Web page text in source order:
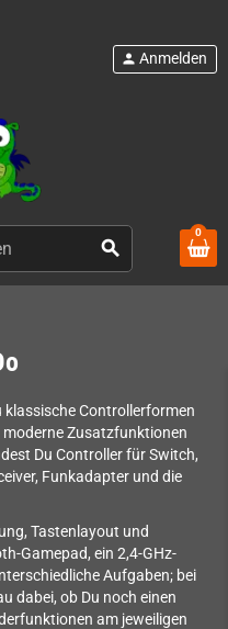
search
person Anmelden
0
klassische Controllerformen
Zusatzfunktionen
Du Controller für Switch,
Funkadapter und die
Tastenlayout und
Gamepad, ein 2,4-GHz-
Aufgaben; bei
dabei, ob Du noch einen
am jeweiligen